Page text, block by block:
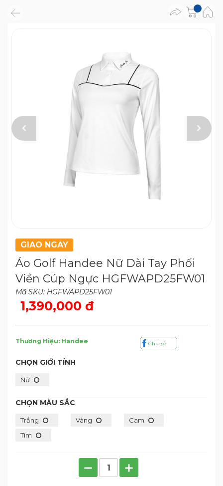
GIAO NGAY
Áo Golf Handee Nữ Dài Tay Phối
Viền Cúp Ngực HGFWAPD25FW01
Mã SKU: HGFWAPD25FW01
1,390,000 đ
Thương Hiệu: Handee Chia sẻ
CHỌN GIỚI TÍNH
Nữ
CHỌN MÀU SẮC
Trắng Vàng
Cam
Tím